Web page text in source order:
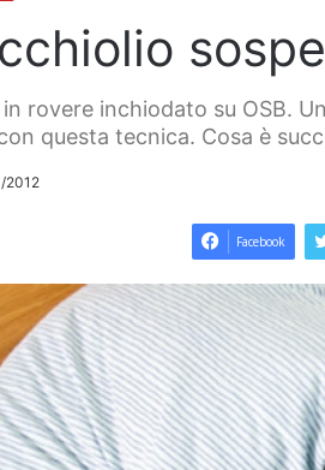
rovere inchiodato su OSB.
questa tecnica. Cosa è
2012
Facebook